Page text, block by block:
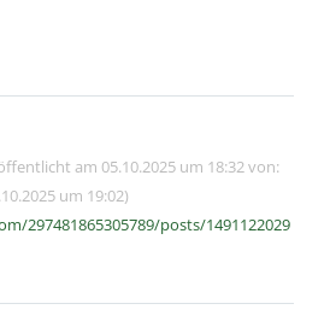
am 05.10.2025 um 18:32 von:
um 19:02)
297481865305789/posts/1491122029